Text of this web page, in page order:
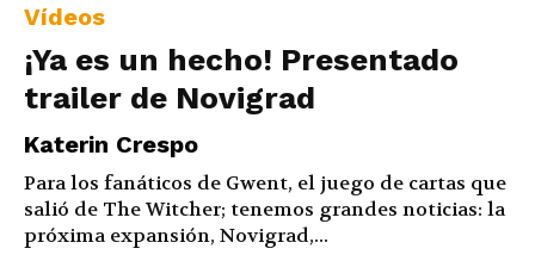
Vídeos
¡Ya es un hecho! Presentado
trailer de Novigrad
Katerin Crespo
Para los fanáticos de Gwent, el juego de cartas que
salió de The Witcher; tenemos grandes noticias: la
próxima expansión, Novigrad,...